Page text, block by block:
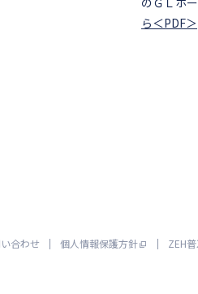
ら＜PDF＞
合わせ 個人情報保護方針 ZEH